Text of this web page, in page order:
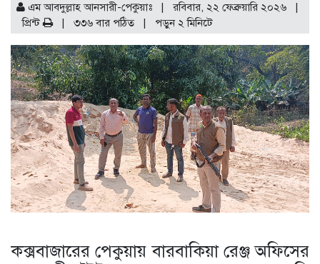
এম আবদুল্লাহ আনসারী-পেকুয়াঃ | রবিবার, ২২ ফেব্রুয়ারি ২০২৬ |
প্রিন্ট
৩৩৬ বার পঠিত | পড়ুন ২ মিনিটে
কক্সবাজারের পেকুয়ায় বারবাকিয়া রেঞ্জ অফিসের